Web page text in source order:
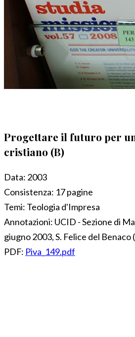
Progettare il futuro per
cristiano (B)
Data: 2003
Consistenza: 17 pagine
Temi: Teologia d'Impresa
Annotazioni: UCID - Sezione di
giugno 2003, S. Felice del Benaco
PDF: Piva_149.pdf